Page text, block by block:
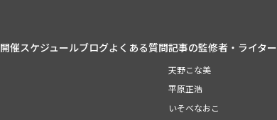
開催スケジュールブログよくある質問記事の監修者・ライター
天野こな美
平原正浩
いそべなおこ